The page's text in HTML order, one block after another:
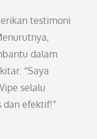
testimoni
dalam
“Saya
selalu
dan efektif!”